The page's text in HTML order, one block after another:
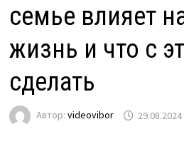
семье влияет
жизнь и что с
сделать
Автор: videovibor 29.08.2024